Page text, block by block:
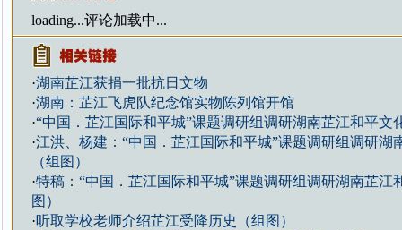
loading...评论加载中...
·湖南芷江获捐一批抗日文物
·湖南：芷江飞虎队纪念馆实物陈列馆开馆
·“中国．芷江国际和平城”课题调研组调研湖南芷江和平文
·江洪、杨建：“中国．芷江国际和平城”课题调研组调研湖
（组图）
·特稿：“中国．芷江国际和平城”课题调研组调研湖南芷江
图）
·听取学校老师介绍芷江受降历史（组图）